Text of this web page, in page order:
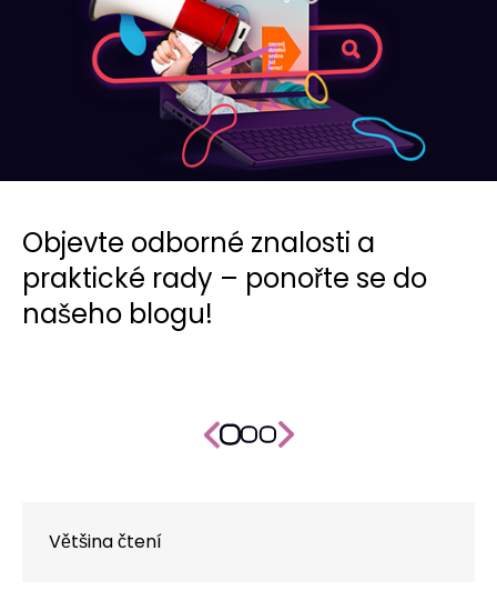
Objevte odborné znalosti a
praktické rady – ponořte se do
našeho blogu!
Většina čtení